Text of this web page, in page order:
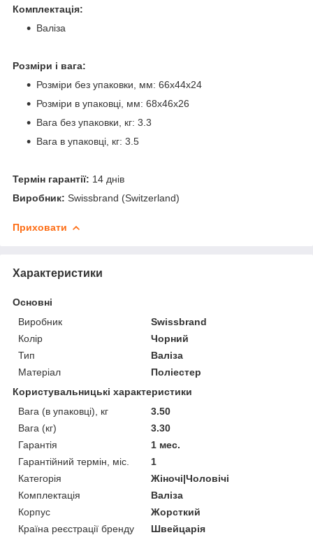
Комплектація:
Валіза
Розміри і вага:
Розміри без упаковки, мм: 66x44x24
Розміри в упаковці, мм: 68x46x26
Вага без упаковки, кг: 3.3
Вага в упаковці, кг: 3.5
Термін гарантії: 14 днів
Виробник: Swissbrand (Switzerland)
Приховати
Характеристики
Основні
Виробник
Swissbrand
Колір
Чорний
Тип
Валіза
Матеріал
Поліестер
Користувальницькі характеристики
Вага (в упаковці), кг
3.50
Вага (кг)
3.30
Гарантія
1 мес.
Гарантійний термін, міс.
1
Категорія
Жіночі|Чоловічі
Комплектація
Валіза
Корпус
Жорсткий
Країна реєстрації бренду
Швейцарія